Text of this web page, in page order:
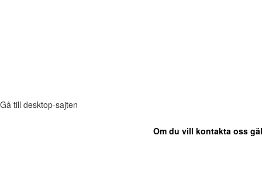
Gå till desktop-sajten
Om du vill kontakta oss